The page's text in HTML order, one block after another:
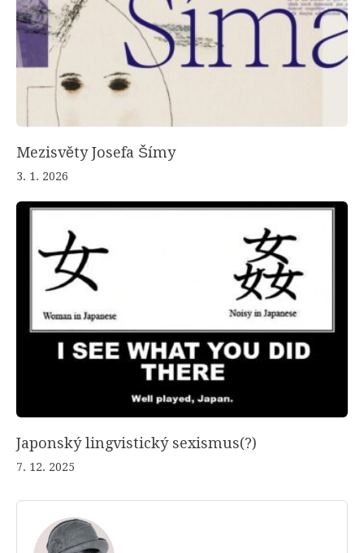
Mezisvěty Josefa Šímy
3. 1. 2026
Japonský lingvistický sexismus(?)
7. 12. 2025